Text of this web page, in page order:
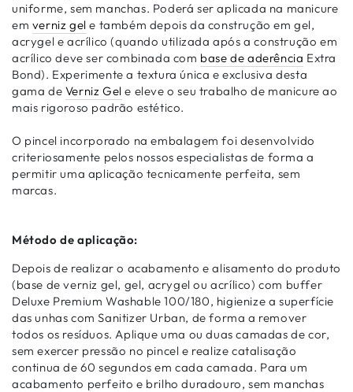
uniforme, sem manchas. Poderá ser aplicada na manicure
em verniz gel e também depois da construção em gel,
acrygel e acrílico (quando utilizada após a construção em
acrílico deve ser combinada com base de aderência Extra
Bond). Experimente a textura única e exclusiva desta
gama de Verniz Gel e eleve o seu trabalho de manicure ao
mais rigoroso padrão estético.
O pincel incorporado na embalagem foi desenvolvido
criteriosamente pelos nossos especialistas de forma a
permitir uma aplicação tecnicamente perfeita, sem
marcas.
Método de aplicação:
Depois de realizar o acabamento e alisamento do produto
(base de verniz gel, gel, acrygel ou acrílico) com buffer
Deluxe Premium Washable 100/180, higienize a superfície
das unhas com Sanitizer Urban, de forma a remover
todos os resíduos. Aplique uma ou duas camadas de cor,
sem exercer pressão no pincel e realize catalisação
continua de 60 segundos em cada camada. Para um
acabamento perfeito e brilho duradouro, sem manchas